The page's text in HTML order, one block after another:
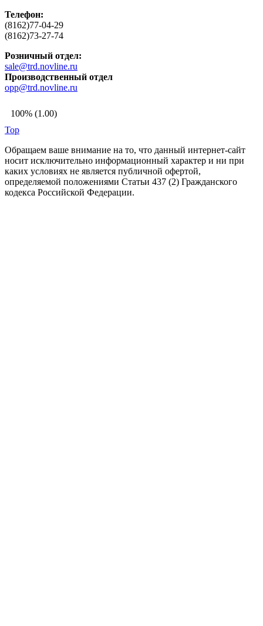
Телефон:
(8162)77-04-29
(8162)73-27-74
Розничный отдел:
sale@trd.novline.ru
Производственный отдел
opp@trd.novline.ru
100% (1.00)
Top
Обращаем ваше внимание на то, что данный интернет-сайт
носит исключительно информационный характер и ни при
каких условиях не является публичной офертой,
определяемой положениями Статьи 437 (2) Гражданского
кодекса Российской Федерации.